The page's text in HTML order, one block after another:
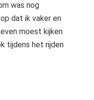
was nog
dat ik vaker en
moest kijken
tijdens het rijden